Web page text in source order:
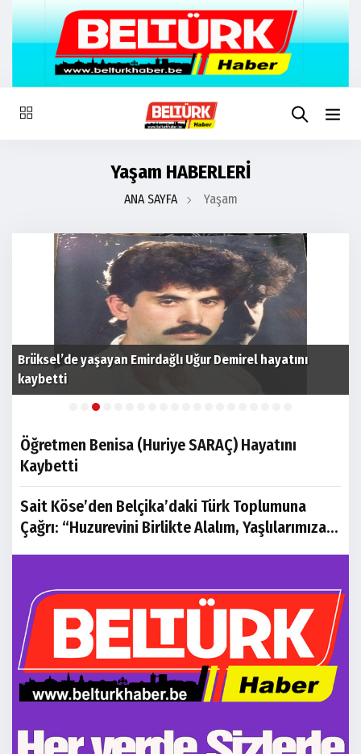
Yaşam HABERLERİ
ANA SAYFA Yaşam
Küçük Yürekler Derneği’nden Kurban Kampanyası
Öğretmen Benisa (Huriye SARAÇ) Hayatını
Kaybetti
Sait Köse’den Belçika’daki Türk Toplumuna
Çağrı: “Huzurevini Birlikte Alalım, Yaşlılarımıza